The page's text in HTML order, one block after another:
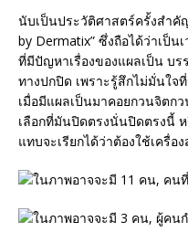
นับเป็นประวัติศาสตร์ครั้งสำคั
by Dermatix” ซึ่งถือได้ว่าเป็
ที่มีปัญหาเรื่องของแผลเป็น บ
ทางปกปิด เพราะรู้สึกไม่มั่นใจ
เมื่อมีแผลเป็นมาคอยกวนจิตก
เลือกที่มันปิดตรงนั่นปิดตรงนี้
แทบจะเรียกได้ว่าต้องใช้เครื่